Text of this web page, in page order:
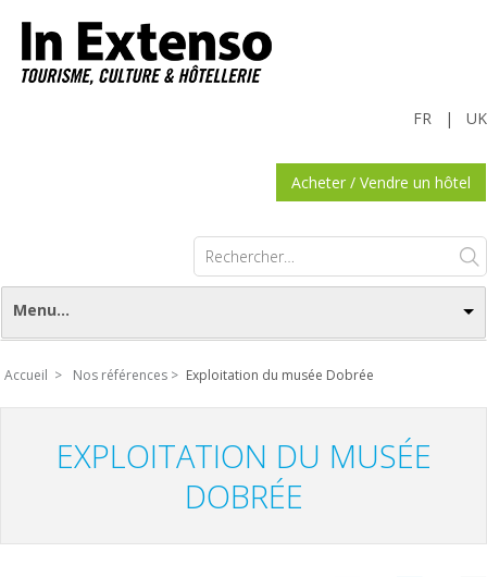
UK
|
FR
Acheter / Vendre un hôtel
Rechercher :
Menu...
Accueil > Nos références > Exploitation du musée Dobrée
EXPLOITATION DU MUSÉE
DOBRÉE